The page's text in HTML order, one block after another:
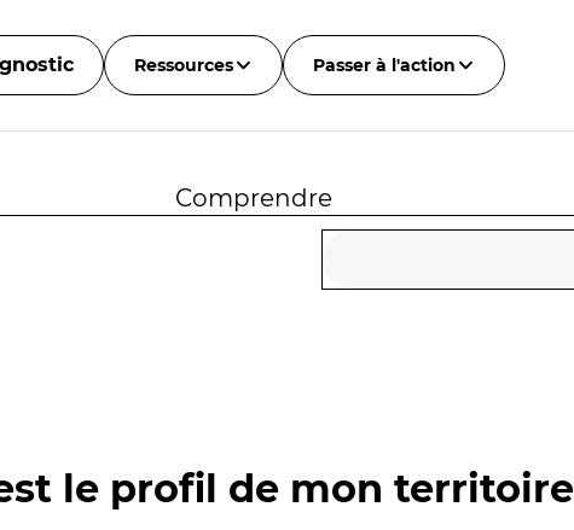
Ressources Passer à l'action
Comprendre
le profil de mon